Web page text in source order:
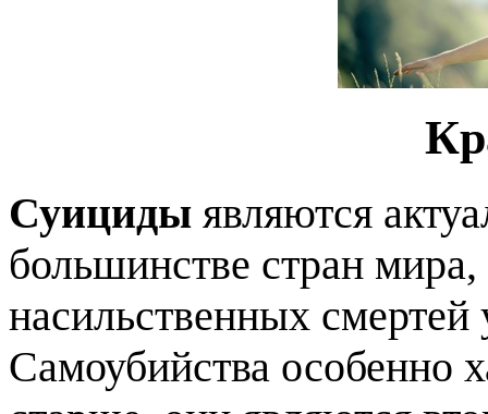
Суициды являются
большинстве стран
насильственных
Самоубийства особенно